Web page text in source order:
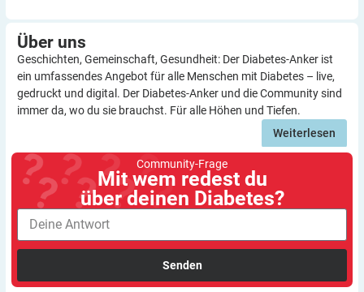
Über uns
Geschichten, Gemeinschaft, Gesundheit: Der Diabetes-Anker ist
ein umfassendes Angebot für alle Menschen mit Diabetes – live,
gedruckt und digital. Der Diabetes-Anker und die Community sind
immer da, wo du sie brauchst. Für alle Höhen und Tiefen.
Weiterlesen
Community-Frage
Mit wem redest du
über deinen Diabetes?
Senden